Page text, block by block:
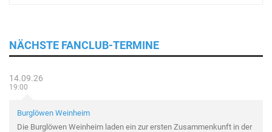
NÄCHSTE FANCLUB-TERMINE
14.09.26
19:00
Burglöwen Weinheim
Die Burglöwen Weinheim laden ein zur ersten Zusammenkunft in der